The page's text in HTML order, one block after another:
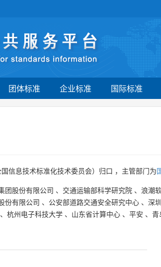
团体标准 企业标准 国际标准
国信息技术标准化技术委员会）归口 ，主管部门为
团股份有限公司 、 交通运输部科学研究院 、 浪潮
份有限公司 、 公安部道路交通安全研究中心 、 深
、 杭州电子科技大学 、 山东省计算中心 、 平安 、 青